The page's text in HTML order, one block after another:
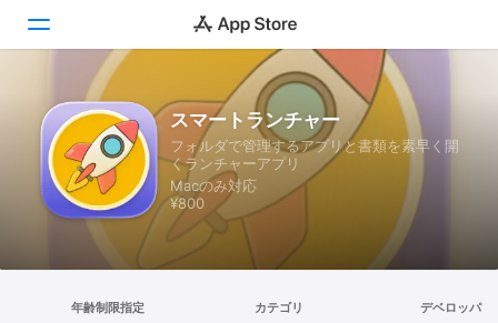
見つける
Arcade
創作する
仕事する
楽しむ
スマートランチャー
フォルダで管理するアプリと書類を素早く開
くランチャーアプリ
Macのみ対応
¥800
年齢制限指定 カテゴリ デベロッパ